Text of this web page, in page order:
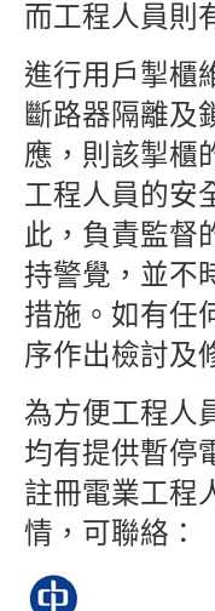
而工程人員則
進行用戶掣櫃
斷路器隔離及
應，則該掣櫃
工程人員的安
此，負責監督
持警覺，並不
措施。如有任
序作出檢討及
為方便工程人
均有提供暫停
註冊電業工程
情，可聯絡：